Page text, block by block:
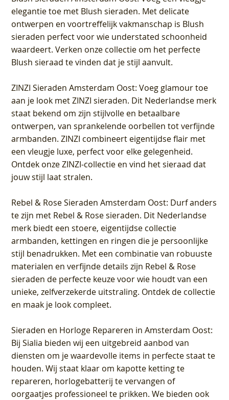
elegantie toe met Blush sieraden. Met delicate
ontwerpen en voortreffelijk vakmanschap is Blush
sieraden perfect voor wie understated schoonheid
waardeert. Verken onze collectie om het perfecte
Blush sieraad te vinden dat je stijl aanvult.
ZINZI Sieraden Amsterdam Oost: Voeg glamour toe
aan je look met ZINZI sieraden. Dit Nederlandse merk
staat bekend om zijn stijlvolle en betaalbare
ontwerpen, van sprankelende oorbellen tot verfijnde
armbanden. ZINZI combineert eigentijdse flair met
een vleugje luxe, perfect voor elke gelegenheid.
Ontdek onze ZINZI-collectie en vind het sieraad dat
jouw stijl laat stralen.
Rebel & Rose Sieraden Amsterdam Oost: Durf anders
te zijn met Rebel & Rose sieraden. Dit Nederlandse
merk biedt een stoere, eigentijdse collectie
armbanden, kettingen en ringen die je persoonlijke
stijl benadrukken. Met een combinatie van robuuste
materialen en verfijnde details zijn Rebel & Rose
sieraden de perfecte keuze voor wie houdt van een
unieke, zelfverzekerde uitstraling. Ontdek de collectie
en maak je look compleet.
Sieraden en Horloge Repareren in Amsterdam Oost:
Bij Sialia bieden wij een uitgebreid aanbod van
diensten om je waardevolle items in perfecte staat te
houden. Wij staat klaar om kapotte ketting te
repareren, horlogebatterij te vervangen of
oorgaatjes professioneel te prikken. We bieden ook